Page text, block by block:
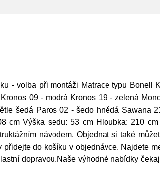
- volba při montáži Matrace typu Bonell
09 - modrá Kronos 19 - zelená
šedá Paros 02 - šedo hnědá Sawana
cm Výška sedu: 53 cm Hloubka: 210
návodem. Objednat si také
do košíku v objednávce. Najdete
dopravou.Naše výhodné nabídky